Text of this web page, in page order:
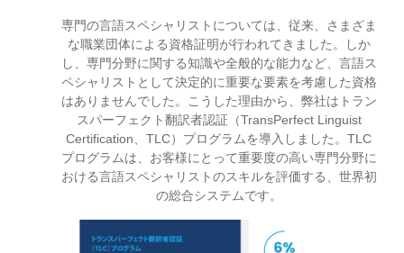
専門の言語スペシャリストについては、従来、さまざま
な職業団体による資格証明が行われてきました。しか
し、専門分野に関する知識や全般的な能力など、言語ス
ペシャリストとして決定的に重要な要素を考慮した資格
はありませんでした。こうした理由から、弊社はトラン
スパーフェクト翻訳者認証（TransPerfect Linguist
Certification、TLC）プログラムを導入しました。TLC
プログラムは、お客様にとって重要度の高い専門分野に
おける言語スペシャリストのスキルを評価する、世界初
の総合システムです。